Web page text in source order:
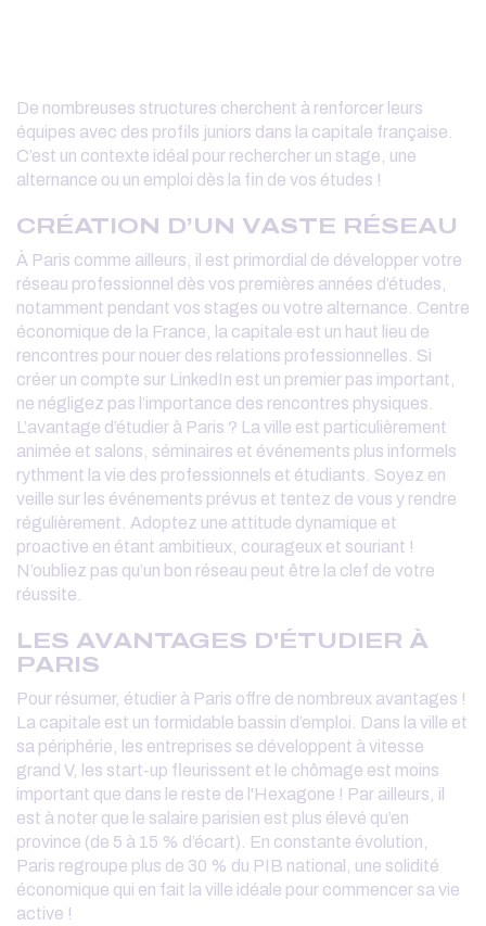
De nombreuses structures cherchent à renforcer leurs
équipes avec des profils juniors dans la capitale française.
C’est un contexte idéal pour rechercher un stage, une
alternance ou un emploi dès la fin de vos études !
CRÉATION D’UN VASTE RÉSEAU
À Paris comme ailleurs, il est primordial de développer votre
réseau professionnel dès vos premières années d’études,
notamment pendant vos stages ou votre alternance. Centre
économique de la France, la capitale est un haut lieu de
rencontres pour nouer des relations professionnelles. Si
créer un compte sur LinkedIn est un premier pas important,
ne négligez pas l’importance des rencontres physiques.
L’avantage d’étudier à Paris ? La ville est particulièrement
animée et salons, séminaires et événements plus informels
rythment la vie des professionnels et étudiants. Soyez en
veille sur les événements prévus et tentez de vous y rendre
régulièrement. Adoptez une attitude dynamique et
proactive en étant ambitieux, courageux et souriant !
N’oubliez pas qu’un bon réseau peut être la clef de votre
réussite.
LES AVANTAGES D'ÉTUDIER À
PARIS
Pour résumer, étudier à Paris offre de nombreux avantages !
La capitale est un formidable bassin d’emploi. Dans la ville et
sa périphérie, les entreprises se développent à vitesse
grand V, les start-up fleurissent et le chômage est moins
important que dans le reste de l'Hexagone ! Par ailleurs, il
est à noter que le salaire parisien est plus élevé qu’en
province (de 5 à 15 % d’écart). En constante évolution,
Paris regroupe plus de 30 % du PIB national, une solidité
économique qui en fait la ville idéale pour commencer sa vie
active !